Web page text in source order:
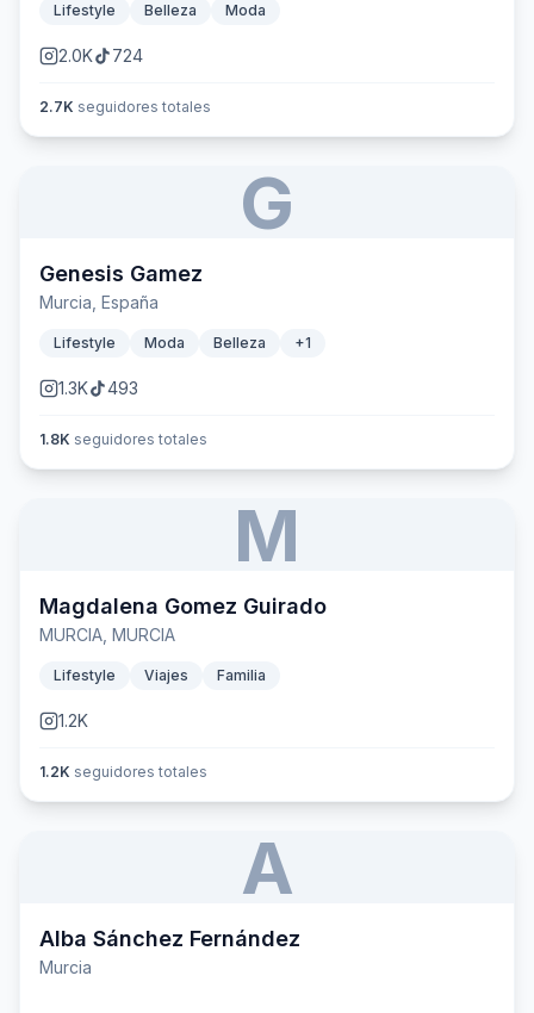
Lifestyle Belleza Moda
2.0K 724
2.7K seguidores totales
G
Genesis Gamez
Murcia, España
Lifestyle Moda Belleza +1
1.3K 493
1.8K seguidores totales
M
Magdalena Gomez Guirado
MURCIA, MURCIA
Lifestyle Viajes Familia
1.2K
1.2K seguidores totales
A
Alba Sánchez Fernández
Murcia